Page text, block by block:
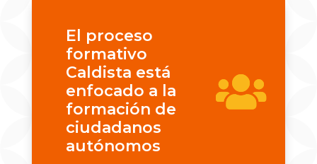
El proceso
formativo
Caldista está
enfocado a la
formación de
ciudadanos
autónomos